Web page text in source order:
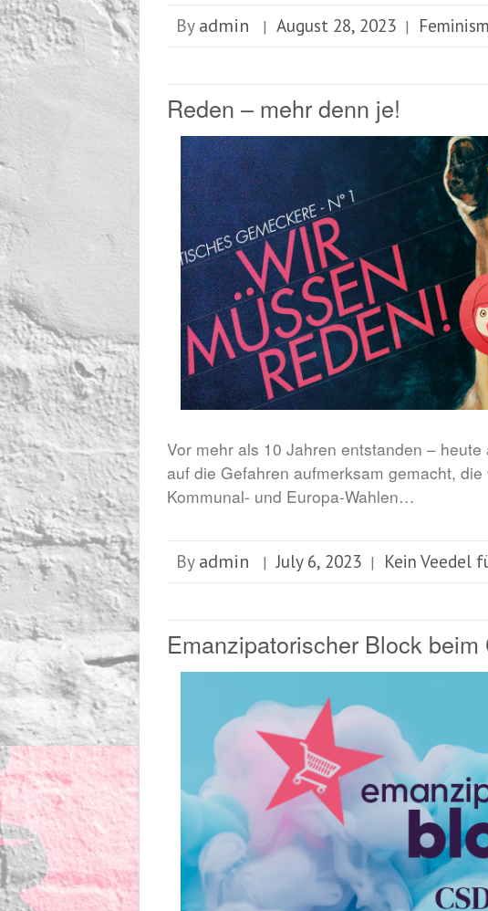
By admin | August 28, 2023 |
Reden – mehr denn je!
Vor mehr als 10 Jahren entstanden –
auf die Gefahren aufmerksam gemacht,
Kommunal- und Europa-Wahlen…
By admin | July 6, 2023 | Kein Veedel
Emanzipatorischer Block beim